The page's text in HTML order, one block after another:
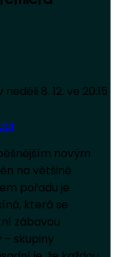
8. 12. ve 20:15
novým
na většině
pořadu je
která se
zábavou
skupiny